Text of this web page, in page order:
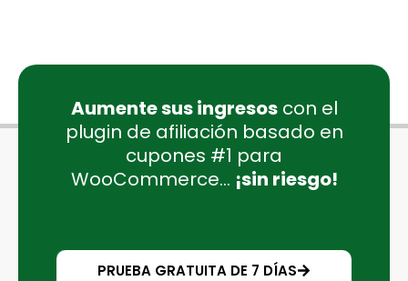
Aumente sus ingresoscon el
plugin de afiliación basado en
cupones #1 para
WooCommerce... ¡sin riesgo!
PRUEBA GRATUITA DE 7 DÍAS